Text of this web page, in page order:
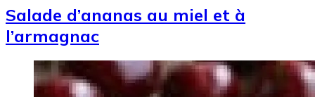
Salade d’ananas au miel et à
l’armagnac
Image